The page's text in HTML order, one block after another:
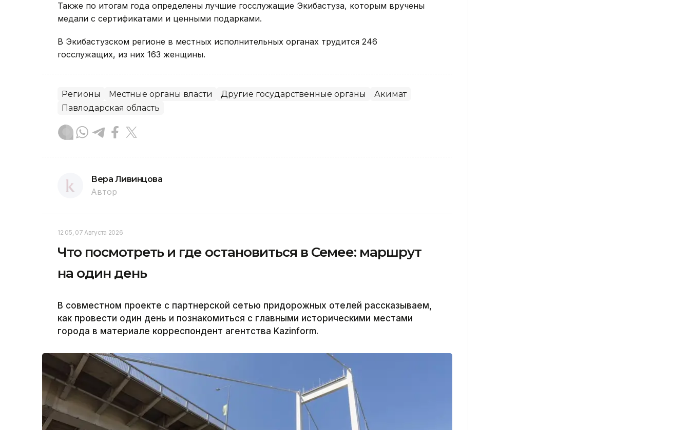
Также по итогам года определены лучшие госслужащие Экибастуза, которым вручены
медали с сертификатами и ценными подарками.
В Экибастузском регионе в местных исполнительных органах трудится 246
госслужащих, из них 163 женщины.
Регионы Местные органы власти Другие государственные органы
Акимат
Павлодарская область
Вера Ливинцова
Автор
12:05, 07 Августа 2026
Что посмотреть и где остановиться в Семее: маршрут
на один день
В совместном проекте с партнерской сетью придорожных отелей рассказываем,
как провести один день и познакомиться с главными историческими местами
города в материале корреспондент агентства Kazinform.